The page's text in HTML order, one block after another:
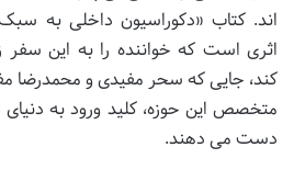
اند. کتاب «دکوراسیون داخلی به
اثری است که خواننده را به این
کند، جایی که سحر مفیدی و محمدرضا
متخصص این حوزه، کلید ورود به
دست می دهند.